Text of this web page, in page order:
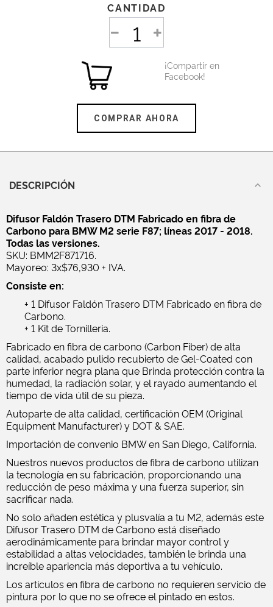
CANTIDAD
¡Compartir en
Facebook!
COMPRAR AHORA
DESCRIPCIÓN
Difusor Faldón Trasero DTM Fabricado en fibra de
Carbono para BMW M2 serie F87; líneas 2017 - 2018.
Todas las versiones.
SKU: BMM2F871716.
Mayoreo: 3x$76,930 + IVA.
Consiste en:
+ 1 Difusor Faldón Trasero DTM Fabricado en fibra de
Carbono.
+ 1 Kit de Tornilleria.
Fabricado en fibra de carbono (Carbon Fiber) de alta
calidad, acabado pulido recubierto de Gel-Coated con
parte inferior negra plana que Brinda protección contra la
humedad, la radiación solar, y el rayado aumentando el
tiempo de vida útil de su pieza.
Autoparte de alta calidad, certificación OEM (Original
Equipment Manufacturer) y DOT & SAE.
Importación de convenio BMW en San Diego, California.
Nuestros nuevos productos de fibra de carbono utilizan
la tecnología en su fabricación, proporcionando una
reducción de peso máxima y una fuerza superior, sin
sacrificar nada.
No solo añaden estética y plusvalía a tu M2, además este
Difusor Trasero DTM de Carbono está diseñado
aerodinámicamente para brindar mayor control y
estabilidad a altas velocidades, también le brinda una
increíble apariencia más deportiva a tu vehículo.
Los artículos en fibra de carbono no requieren servicio de
pintura por lo que no se ofrece el pintado en estos.